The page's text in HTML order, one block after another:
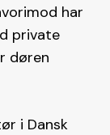
har
private
døren
i Dansk